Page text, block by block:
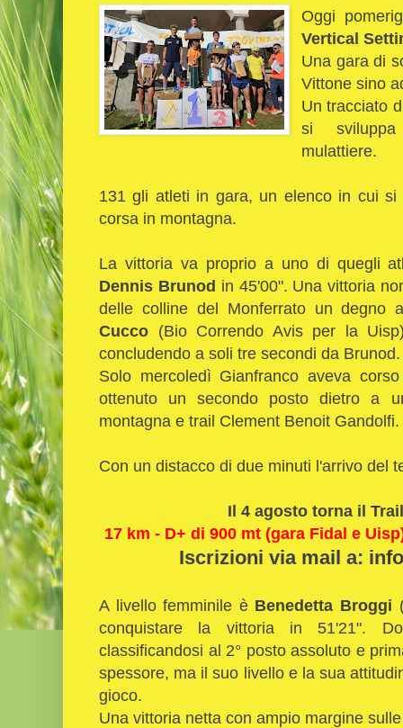
Oggi
Vertical
Una gara di
Vittone sino
Un tracciato
si
mulattiere.
131 gli atleti in gara, un elenco in cui si
corsa in montagna.
La vittoria va proprio a uno di quegli
Dennis Brunod in 45'00". Una vittoria
delle colline del Monferrato un degno
Cucco (Bio Correndo Avis per la
concludendo a soli tre secondi da
Solo mercoledì Gianfranco aveva
ottenuto un secondo posto dietro a
montagna e trail Clement Benoit Gandolfi.
Con un distacco di due minuti l'arrivo del
Il 4 agosto torna il
17 km - D+ di 900 mt (gara Fidal e
Iscrizioni via mail a:
A livello femminile èBenedetta Broggi
conquistare la vittoria in 51'21".
classificandosi al 2° posto assoluto e
spessore, ma il suo livello e la sua
gioco.
Una vittoria netta con ampio margine